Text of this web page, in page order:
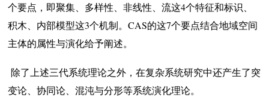
个要点，即聚集、多样性、非线性、流这4个特征和标识、
积木、内部模型这3个机制。CAS的这7个要点结合地域空间
主体的属性与演化给予阐述。
除了上述三代系统理论之外，在复杂系统研究中还产生了突
变论、协同论 、混沌与分形等系统演化理论。